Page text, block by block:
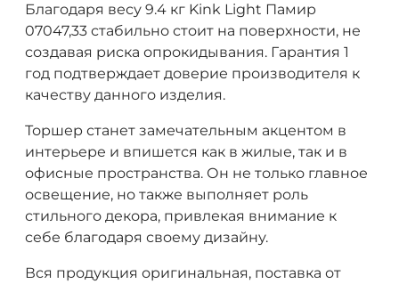
Благодаря весу 9.4 кг Kink Light Памир
07047,33 стабильно стоит на поверхности, не
создавая риска опрокидывания. Гарантия 1
год подтверждает доверие производителя к
качеству данного изделия.
Торшер станет замечательным акцентом в
интерьере и впишется как в жилые, так и в
офисные пространства. Он не только главное
освещение, но также выполняет роль
стильного декора, привлекая внимание к
себе благодаря своему дизайну.
Вся продукция оригинальная, поставка от